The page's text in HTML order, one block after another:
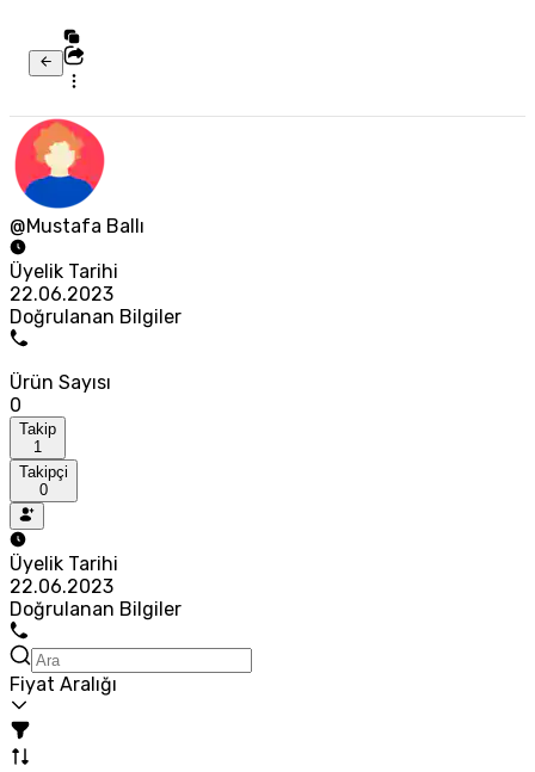
@Mustafa Ballı
Üyelik Tarihi
22.06.2023
Doğrulanan Bilgiler
Ürün Sayısı
0
Takip
1
Takipçi
0
Üyelik Tarihi
22.06.2023
Doğrulanan Bilgiler
Fiyat Aralığı